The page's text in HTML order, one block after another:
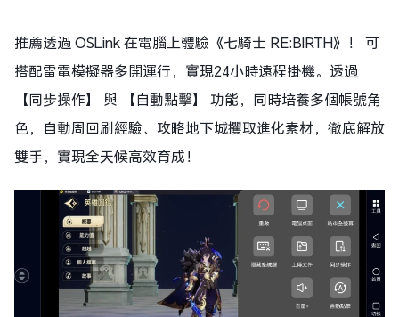
推薦透過 OSLink 在電腦上體驗《七騎士 RE:BIRTH》！ 可
搭配雷電模擬器多開運行，實現24小時遠程掛機。透過
【同步操作】 與 【自動點擊】 功能，同時培養多個帳號角
色，自動周回刷經驗、攻略地下城攫取進化素材，徹底解放
雙手，實現全天候高效育成！